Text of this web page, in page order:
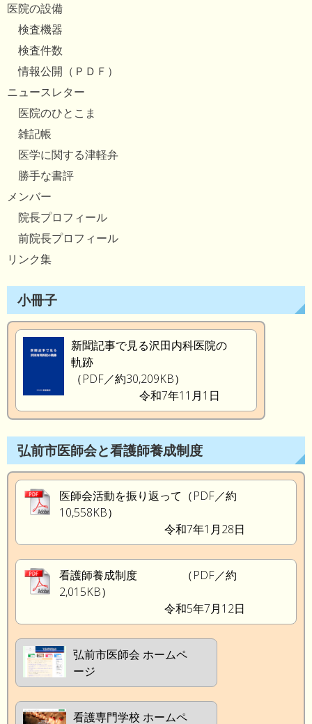
医院の設備
検査機器
検査件数
情報公開（ＰＤＦ）
ニュースレター
医院のひとこま
雑記帳
医学に関する津軽弁
勝手な書評
メンバー
院長プロフィール
前院長プロフィール
リンク集
小冊子
新聞記事で見る沢田内科医院の
軌跡
（PDF／約30,209KB）
令和7年11月1日
弘前市医師会と看護師養成制度
医師会活動を振り返って（PDF／約
10,558KB）
令和7年1月28日
看護師養成制度 （PDF／約
2,015KB）
令和5年7月12日
弘前市医師会 ホームペ
ージ
看護専門学校 ホームペ